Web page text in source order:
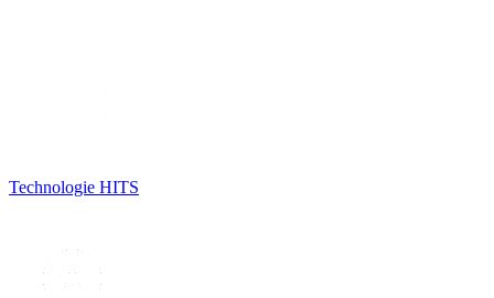
Technologie HITS